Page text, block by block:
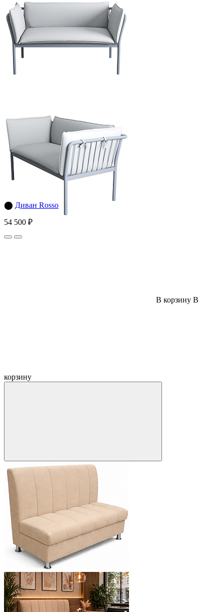
⬤ Диван Rosso
54 500 ₽
В корзину В
корзину